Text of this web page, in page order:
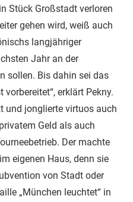
Stück Großstadt verloren
gehen wird, weiß auch
langjähriger
Jahr an der
sollen. Bis dahin sei das
erklärt Pekny.
und jonglierte virtuos auch
Geld als auch
Der machte
eigenen Haus, denn sie
von Stadt oder
„München leuchtet“ in